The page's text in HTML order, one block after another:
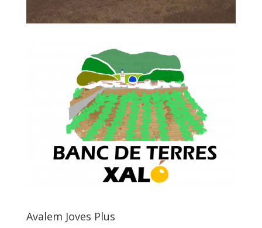
Avalem Joves Plus